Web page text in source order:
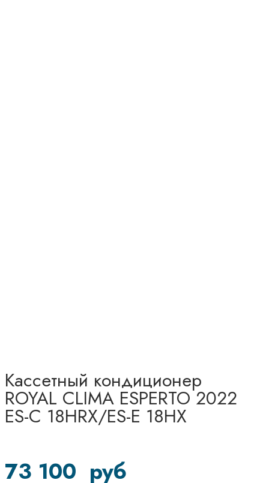
Кассетный кондиционер
ROYAL CLIMA ESPERTO 2022
ES-C 18HRX/ES-E 18HX
73 100 руб